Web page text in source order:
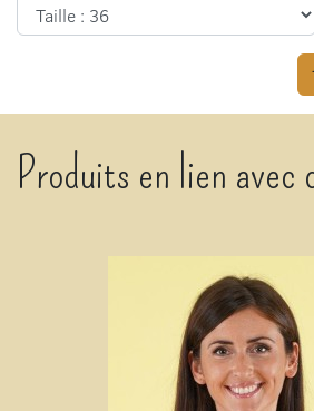
Produits en lien avec